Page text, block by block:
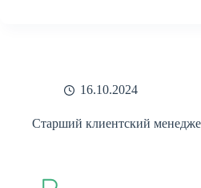
16.10.2024
Старший клиентский